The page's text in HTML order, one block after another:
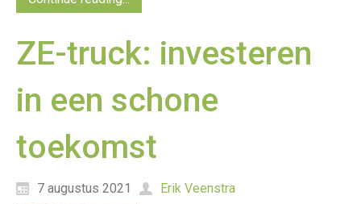
ZE-truck: investeren
in een schone
toekomst
7 augustus 2021
Erik Veenstra